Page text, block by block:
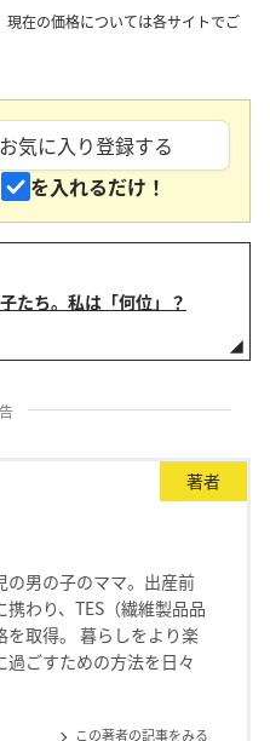
在の価格については各サイトでご
気に入り登録する
を入れるだけ！
たち。私は「何位」？
著者
の男の子のママ。出産前
携わり、TES（繊維製品品
を取得。 暮らしをより楽
過ごすための方法を日々
この著者の記事をみる